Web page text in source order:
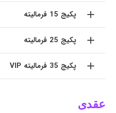
پکیج 15 فرمالیته
پکیج 25 فرمالیته
پکیج 35 فرمالیته VIP
عقدی